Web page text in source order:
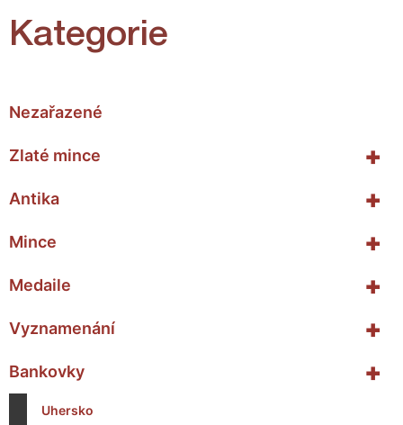
Kategorie
Nezařazené
+
Zlaté mince
+
Antika
+
Mince
+
Medaile
+
Vyznamenání
+
Bankovky
Uhersko